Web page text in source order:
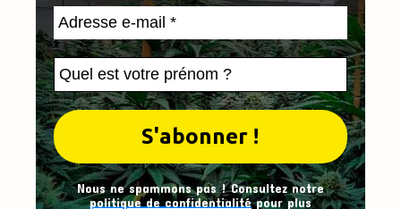
Nous ne spammons pas ! Consultez notre
politique de confidentialitépour plus